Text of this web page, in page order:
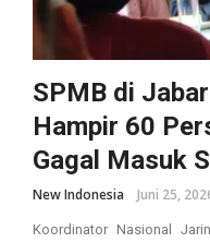
SPMB di
Hampir 60
Gagal Masuk
New Indonesia Juni 25,
Koordinator Nasional